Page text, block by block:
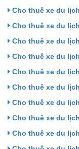
Cho thuê xe du
Cho thuê xe du
Cho thuê xe du
Cho thuê xe du
Cho thuê xe du
Cho thuê xe du
Cho thuê xe du
Cho thuê xe du
Cho thuê xe du